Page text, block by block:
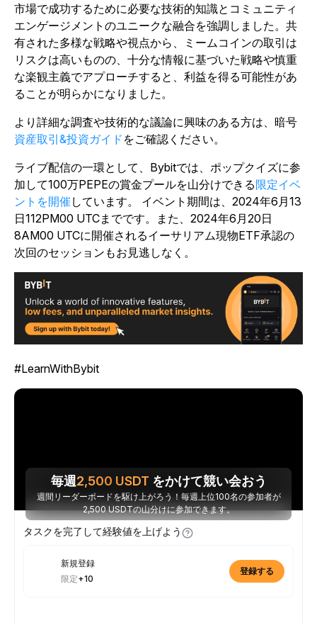
市場で成功するために必要な技術的知識とコミュニティ
エンゲージメントのユニークな融合を強調しました。共
有された多様な戦略や視点から、ミームコインの取引は
リスクは高いものの、十分な情報に基づいた戦略や慎重
な楽観主義でアプローチすると、利益を得る可能性があ
ることが明らかになりました。
より 詳細な調査や技術的な議論に興味のある方は、暗号
資産取引&投資ガイド をご確認ください。
ライブ配信の一環として、Bybitでは、ポップクイズに参
加して100万PEPEの賞金プールを山分けできる限定イベ
ントを開催 しています。
イベント期間は、2024年6月13
日112PM00 UTCまでです。また、2024年6月20日
8AM00 UTCに開催されるイーサリアム現物ETF承認の
次回のセッションもお見逃しなく。
#LearnWithBybit
毎週2,500 USDT をかけて競い会おう
週間リーダーボードを駆け上がろう！毎週上位100名の参加者が
2,500 USDTの山分けに参加できます。
タスクを完了して経験値を上げよう
新規登録
限定+10
登録する